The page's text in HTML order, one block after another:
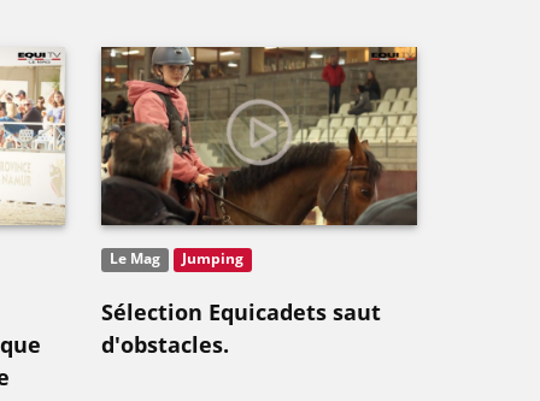
Le Mag Jumping
Sélection Equicadets saut
d'obstacles.